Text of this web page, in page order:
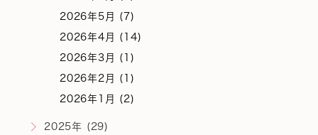
2026年5月 (7)
2026年4月 (14)
2026年3月 (1)
2026年2月 (1)
2026年1月 (2)
2025年 (29)